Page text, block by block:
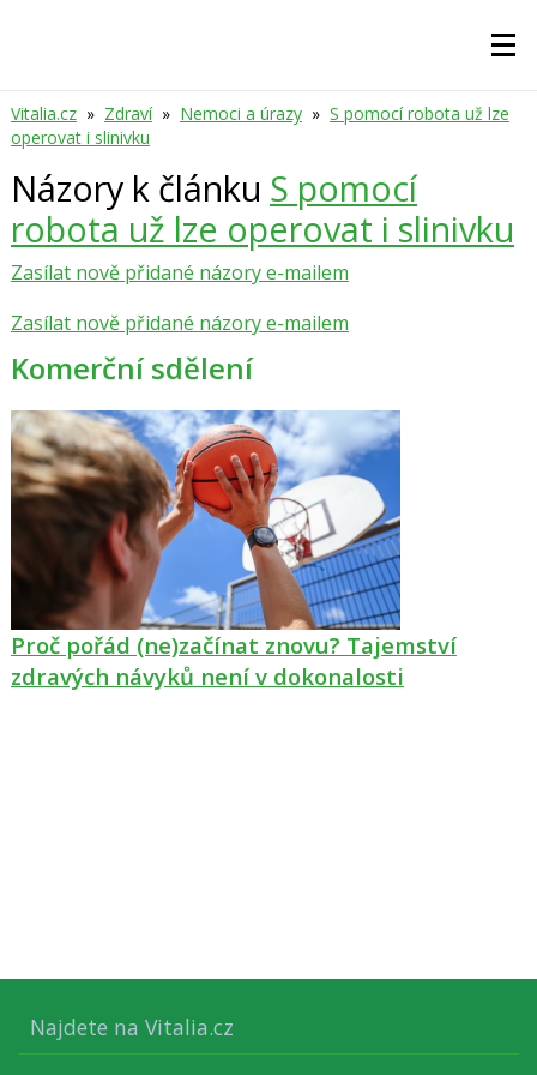
Vitalia.cz » Zdraví » Nemoci a úrazy » S pomocí robota už lze
operovat i slinivku
Názory k článku S pomocí
robota už lze operovat i slinivku
Zasílat nově přidané názory e-mailem
Zasílat nově přidané názory e-mailem
Komerční sdělení
Proč pořád (ne)začínat znovu? Tajemství
zdravých návyků není v dokonalosti
Najdete na Vitalia.cz